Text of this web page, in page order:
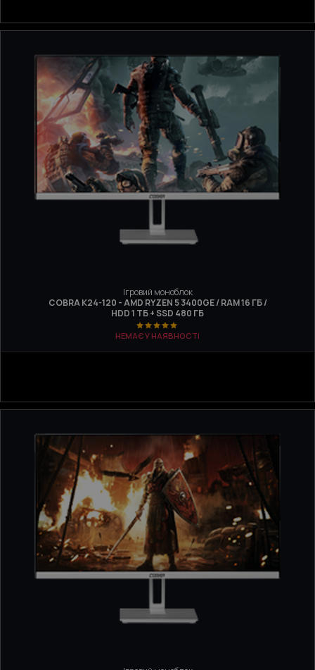
Ігровий моноблок
COBRA K24-120 - AMD RYZEN 5 3400GE / RAM 16 ГБ /
HDD 1 ТБ + SSD 480 ГБ
НЕМАЄ У НАЯВНОСТІ